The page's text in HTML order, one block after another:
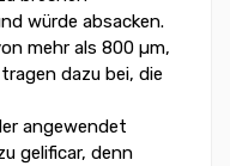
würde absacken.
mehr als 800 µm,
dazu bei, die
angewendet
gelificar, denn